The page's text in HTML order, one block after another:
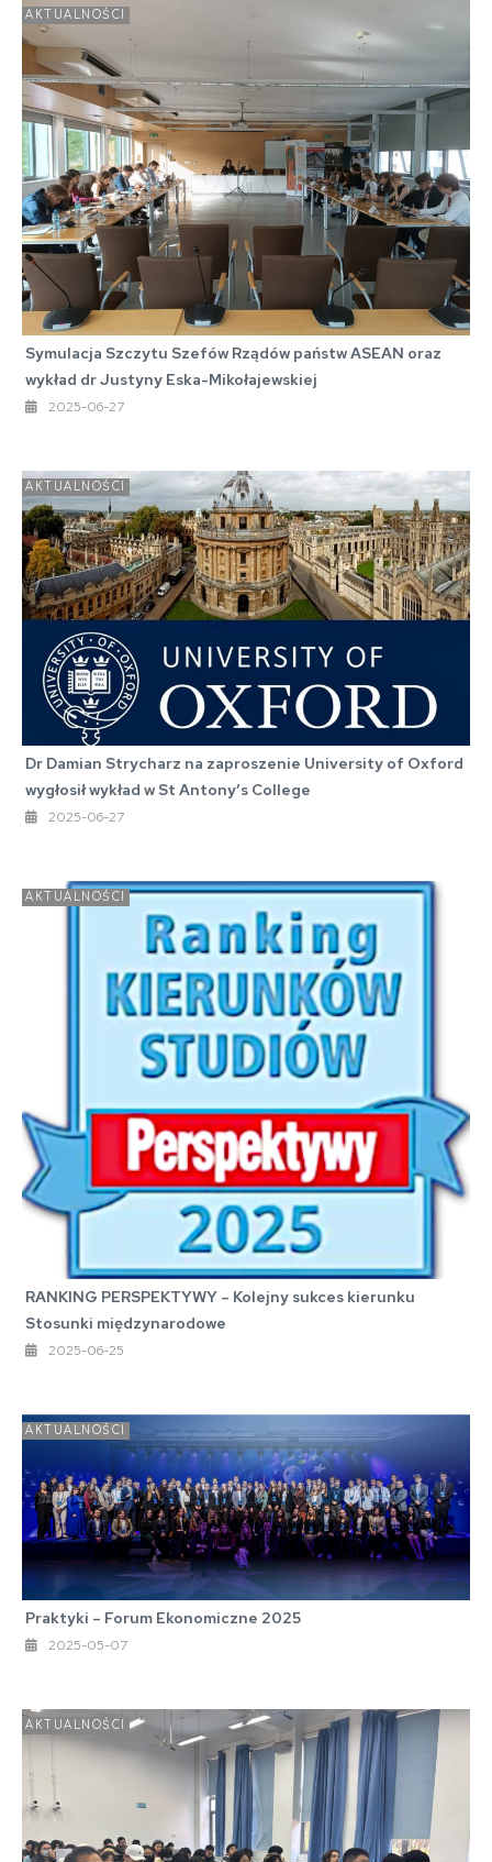
AKTUALNOŚCI
Symulacja Szczytu Szefów Rządów państw ASEAN oraz
wykład dr Justyny Eska-Mikołajewskiej
2025-06-27
AKTUALNOŚCI
Dr Damian Strycharz na zaproszenie University of Oxford
wygłosił wykład w St Antony’s College
2025-06-27
AKTUALNOŚCI
RANKING PERSPEKTYWY – Kolejny sukces kierunku
Stosunki międzynarodowe
2025-06-25
AKTUALNOŚCI
Praktyki – Forum Ekonomiczne 2025
2025-05-07
AKTUALNOŚCI